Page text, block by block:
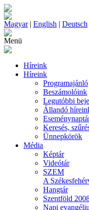
Magyar| English | Deutsch
Menü
Híreink
Híreink
Programajánló
Beszámolóink
Legutóbbi
Állandó
Keresés,
Ünnepkörök
Média
Képtár
Videótár
SZEM
A
Hangtár
Szentföld
Napi